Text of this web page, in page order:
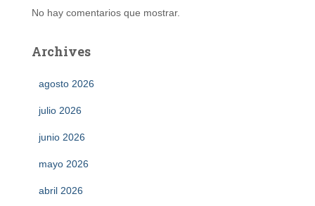
No hay comentarios que mostrar.
Archives
agosto 2026
julio 2026
junio 2026
mayo 2026
abril 2026